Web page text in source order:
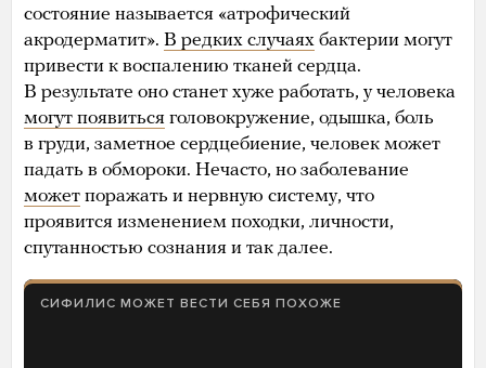
состояние называется «атрофический
акродерматит». В редких случаях бактерии могут
привести к воспалению тканей сердца.
В результате оно станет хуже работать, у человека
могут появиться головокружение, одышка, боль
в груди, заметное сердцебиение, человек может
падать в обмороки. Нечасто, но заболевание
может поражать и нервную систему, что
проявится изменением походки, личности,
спутанностью сознания и так далее.
СИФИЛИС МОЖЕТ ВЕСТИ СЕБЯ ПОХОЖЕ